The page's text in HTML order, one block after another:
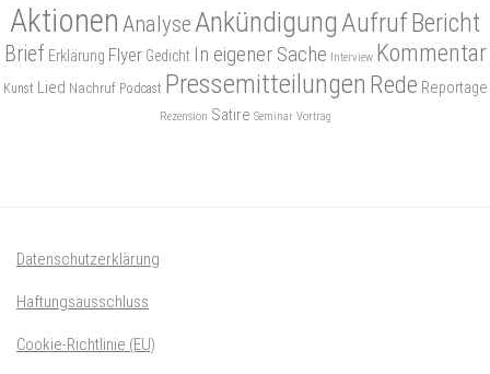
Aktionen Analyse AnkündigungAufrufBericht
Brief Erklärung Flyer Gedicht In eigener Sache Interview Kommentar
Kunst Lied Nachruf Podcast Pressemitteilungen Rede Reportage
Rezension Satire Seminar Vortrag
Datenschutzerklärung
Haftungsausschluss
Cookie-Richtlinie (EU)